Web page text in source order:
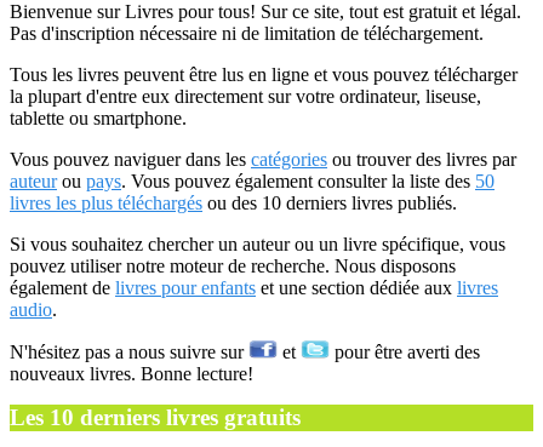
Bienvenue sur Livres pour tous! Sur ce site, tout est gratuit et légal.
Pas d'inscription nécessaire ni de limitation de téléchargement.
Tous les livres peuvent être lus en ligne et vous pouvez télécharger
la plupart d'entre eux directement sur votre ordinateur, liseuse,
tablette ou smartphone.
Vous pouvez naviguer dans les catégories ou trouver des livres par
auteurou pays. Vous pouvez également consulter la liste des 50
livres les plus téléchargés ou des 10 derniers livres publiés.
Si vous souhaitez chercher un auteur ou un livre spécifique, vous
pouvez utiliser notre moteur de recherche. Nous disposons
également de livres pour enfants et une section dédiée aux livres
audio.
N'hésitez pas a nous suivre sur et
pour être averti des
nouveaux livres. Bonne lecture!
Les 10 derniers livres gratuits